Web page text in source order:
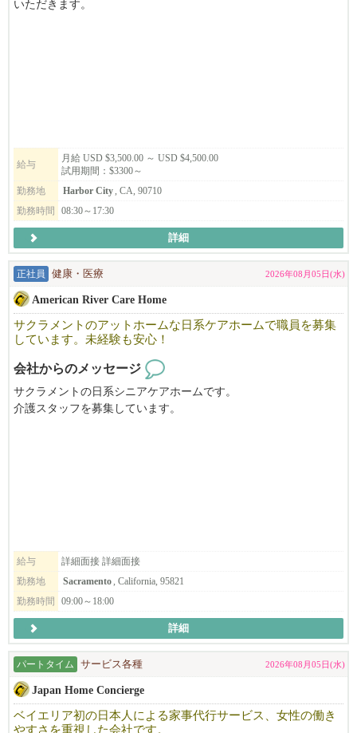
いただきます。
給与
月給 USD $3,500.00 ～ USD $4,500.00
試用期間：$3300～
勤務地
Harbor City , CA, 90710
勤務時間
08:30～17:30
詳細
正社員 健康・医療 2026年08月05日(水)
American River Care Home
サクラメントのアットホームな日系ケアホームで職員を募集
しています。未経験も安心！
会社からのメッセージ
サクラメントの日系シニアケアホームです。
介護スタッフを募集しています。
いたい、
そんな気持ちでここまでやってきました。
しっかり、トレーニングするプログラムがあります。
未経験者も大歓迎です！
ご応募の際には[応募はこちら]からご連絡ださい。
給与
詳細面接 詳細面接
勤務地
Sacramento, California, 95821
勤務時間
09:00～18:00
詳細
パートタイム サービス各種 2026年08月05日(水)
Japan Home Concierge
ベイエリア初の日本人による家事代行サービス、女性の働き
やすさを重視した会社です。